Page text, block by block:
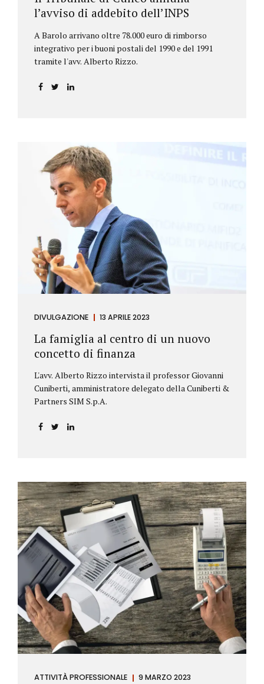
l’avviso di addebito dell’INPS
A Barolo arrivano oltre 78.000 euro di rimborso
integrativo per i buoni postali del 1990 e del 1991
tramite l'avv. Alberto Rizzo.
DIVULGAZIONE 13 APRILE 2023
La famiglia al centro di un nuovo
concetto di finanza
L'avv. Alberto Rizzo intervista il professor Giovanni
Cuniberti, amministratore delegato della Cuniberti &
Partners SIM S.p.A.
ATTIVITÀ PROFESSIONALE 9 MARZO 2023